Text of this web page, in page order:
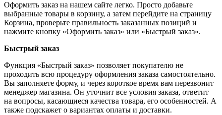
Оформить заказ на нашем сайте легко. Просто добавьте
выбранные товары в корзину, а затем перейдите на страницу
Корзина, проверьте правильность заказанных позиций и
нажмите кнопку «Оформить заказ» или «Быстрый заказ».
Быстрый заказ
Функция «Быстрый заказ» позволяет покупателю не
проходить всю процедуру оформления заказа самостоятельно.
Вы заполняете форму, и через короткое время вам перезвонит
менеджер магазина. Он уточнит все условия заказа, ответит
на вопросы, касающиеся качества товара, его особенностей. А
также подскажет о вариантах оплаты и доставки.